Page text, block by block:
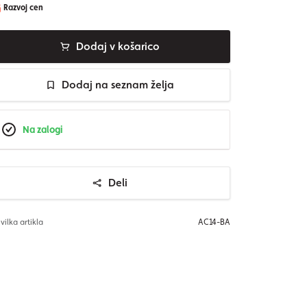
Razvoj cen
Dodaj v košarico
Dodaj na seznam želja
Na zalogi
Deli
artikla AC14-BA